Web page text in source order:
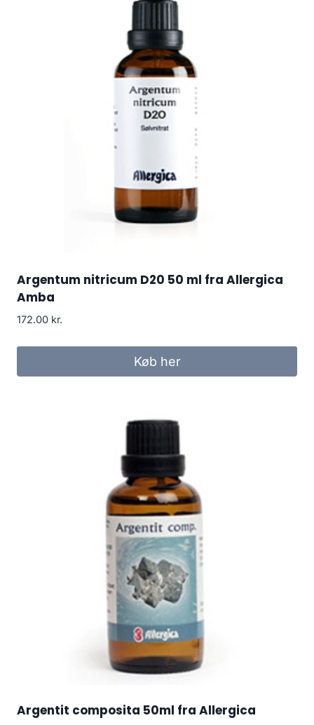
Argentum nitricum D20 50 ml fra Allergica
Amba
172.00 kr.
Køb her
Argentit composita 50ml fra Allergica